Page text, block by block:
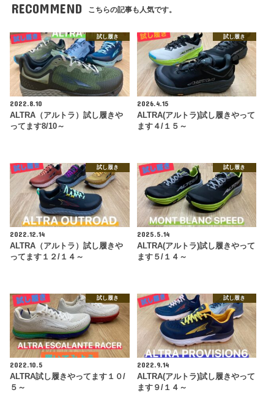
RECOMMEND こちらの記事も人気です。
試し履き
2022.8.10
ALTRA（アルトラ）試し履きや
ってます8/10～
試し履き
2026.4.15
ALTRA(アルトラ)試し履きやって
ます４/１５～
試し履き
2022.12.14
ALTRA（アルトラ）試し履きや
ってます１２/１４～
試し履き
2025.5.14
ALTRA(アルトラ)試し履きやって
ます５/１４～
試し履き
2022.10.5
ALTRA試し履きやってます１０/
５～
試し履き
2022.9.14
ALTRA(アルトラ)試し履きやって
ます９/１４～